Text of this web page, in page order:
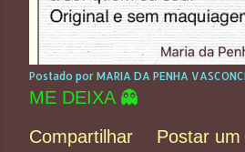
Postado por MARIA DA PENHA
ME DEIXA 👻
Compartilhar
Postar